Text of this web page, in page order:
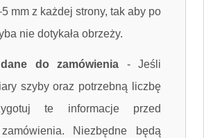
mm z każdej strony, tak aby po
nie dotykała obrzeży.
do zamówienia -Jeśli
szyby oraz potrzebną liczbę
te informacje przed
zamówienia. Niezbędne będą